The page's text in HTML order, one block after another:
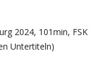
2024, 101min, FSK
Untertiteln)